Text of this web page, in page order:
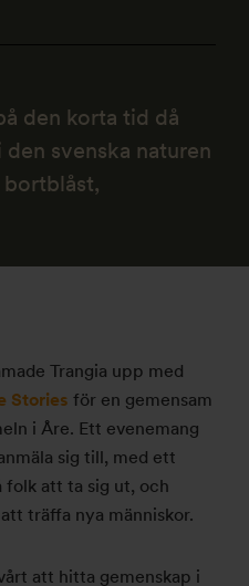
den korta tid då
svenska naturen
bortblåst,
Trangia upp med
Stories för en gemensam
i Åre. Ett evenemang
sig till, med ett
att ta sig ut, och
träffa nya människor.
att hitta gemenskap i